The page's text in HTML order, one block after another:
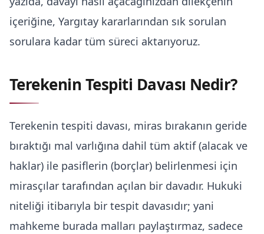
içeriğine, Yargıtay kararlarından sık sorulan
sorulara kadar tüm süreci aktarıyoruz.
Terekenin Tespiti Davası Nedir?
Terekenin tespiti davası, miras bırakanın geride
bıraktığı mal varlığına dahil tüm aktif (alacak ve
haklar) ile pasiflerin (borçlar) belirlenmesi için
mirasçılar tarafından açılan bir davadır. Hukuki
niteliği itibarıyla bir tespit davasıdır; yani
mahkeme burada malları paylaştırmaz, sadece